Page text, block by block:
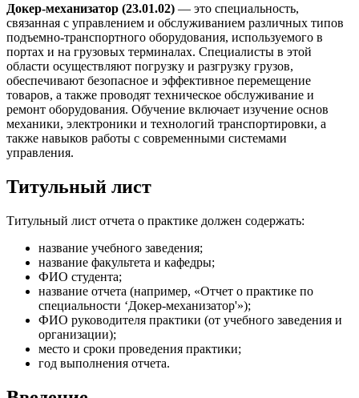
Докер-механизатор (23.01.02) — это специальность,
связанная с управлением и обслуживанием различных типов
подъемно-транспортного оборудования, используемого в
портах и на грузовых терминалах. Специалисты в этой
области осуществляют погрузку и разгрузку грузов,
обеспечивают безопасное и эффективное перемещение
товаров, а также проводят техническое обслуживание и
ремонт оборудования. Обучение включает изучение основ
механики, электроники и технологий транспортировки, а
также навыков работы с современными системами
управления.
Титульный лист
Титульный лист отчета о практике должен содержать:
название учебного заведения;
название факультета и кафедры;
ФИО студента;
название отчета (например, «Отчет о практике по
специальности ‘Докер-механизатор'»);
ФИО руководителя практики (от учебного заведения и
организации);
место и сроки проведения практики;
год выполнения отчета.